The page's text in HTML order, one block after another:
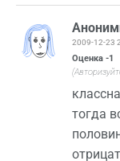
2009-12-23
Оценка -1
тогда